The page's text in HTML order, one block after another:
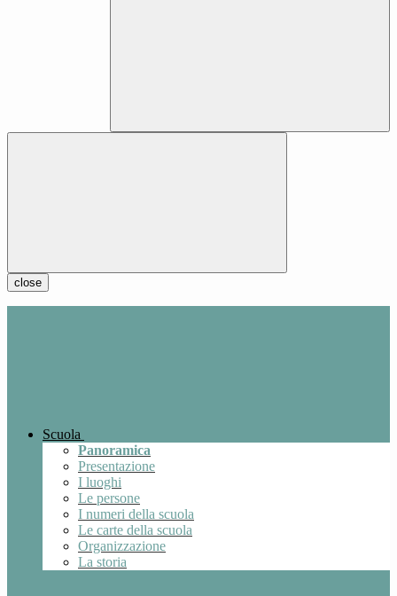
close
Scuola
Panoramica
Presentazione
I luoghi
Le persone
I numeri della scuola
Le carte della scuola
Organizzazione
La storia